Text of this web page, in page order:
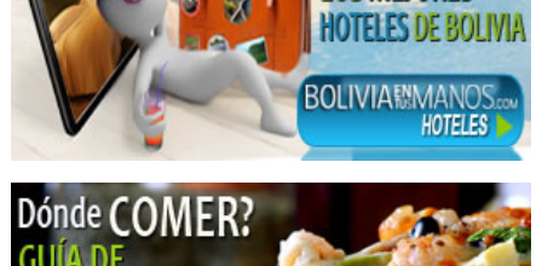
Estandartes
Bordados de Estandartes
Trajes de Moreno
Ropa para Santitos
Ropa para Danzarines
Serigrafía
Estampados
Serigrafía: Artículos, Materiales